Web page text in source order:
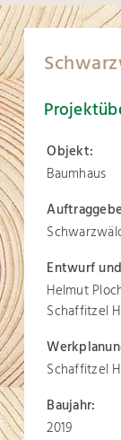
Objekt:
Baumhaus
Entwurf
Helmut
Schaffitzel
Schaffitzel
Baujahr:
2019